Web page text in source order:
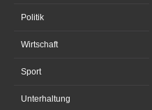
Politik
Wirtschaft
Sport
Unterhaltung